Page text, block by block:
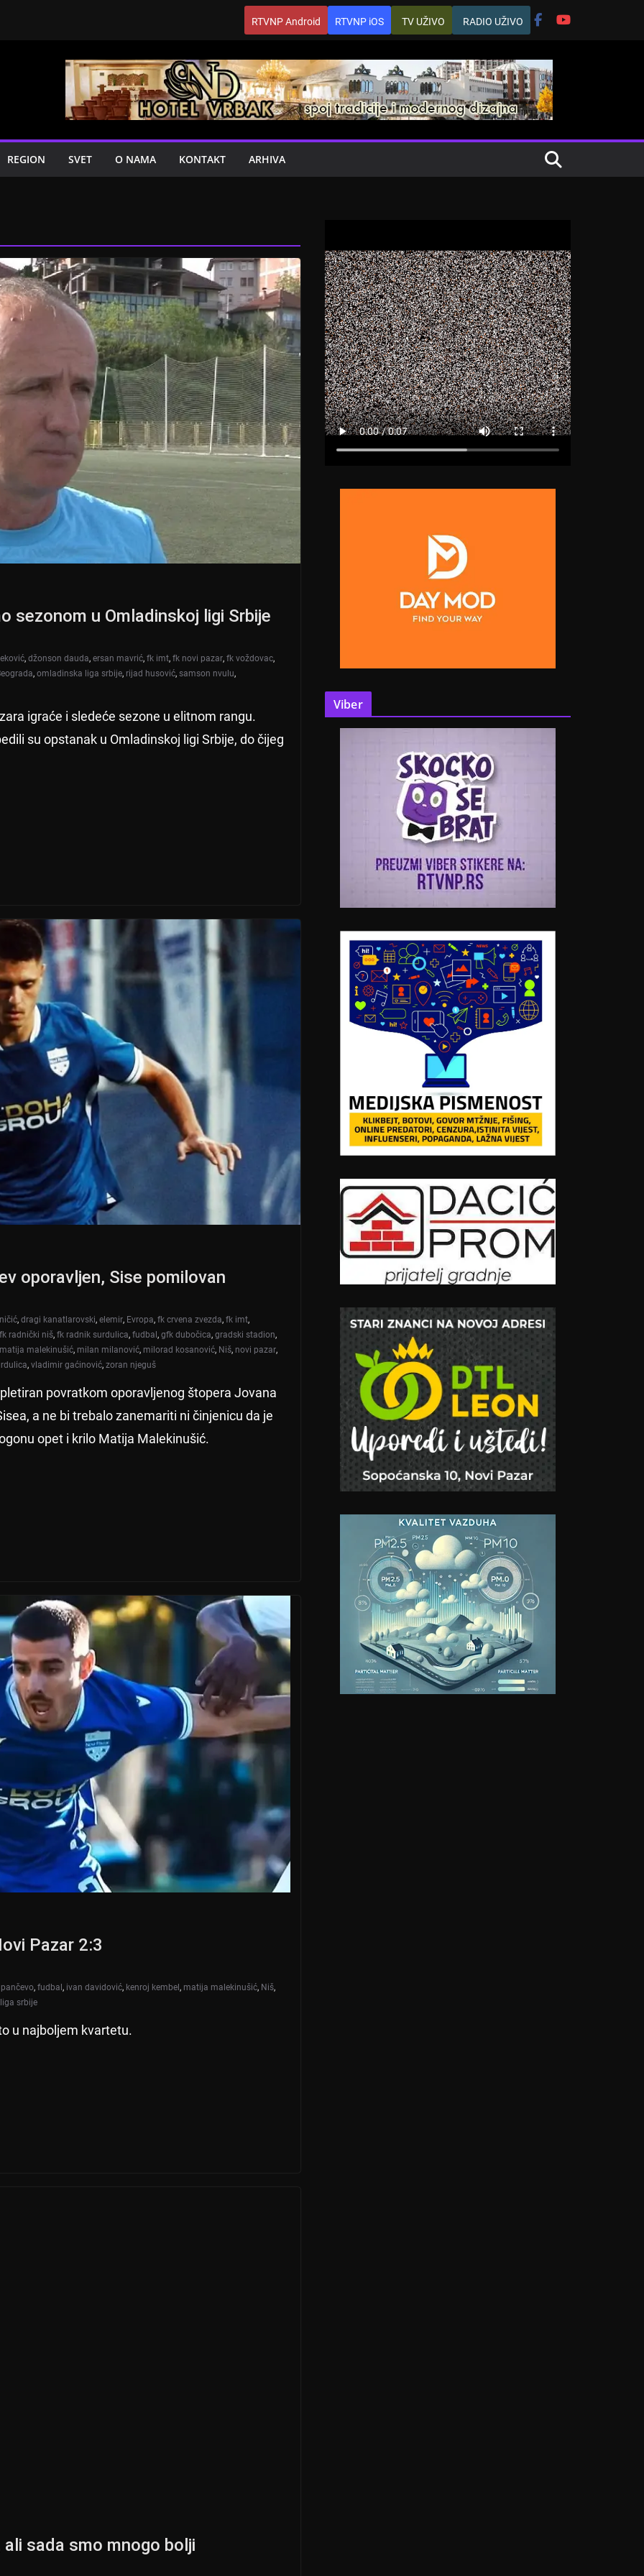
RTVNP Android RTVNP iOS TV UŽIVO RADIO UŽIVO
REGION SVET O NAMA KONTAKT ARHIVA
sezonom u Omladinskoj ligi Srbije
, džonson dauda, ersan mavrić, fk imt, fk novi pazar, fk voždovac,
, omladinska liga srbije, rijad husović, samson nvulu,
igraće i sledeće sezone u elitnom rangu.
su opstanak u Omladinskoj ligi Srbije, do čijeg
oporavljen, Sise pomilovan
, dragi kanatlarovski, elemir, Evropa, fk crvena zvezda, fk imt,
fk radnički niš, fk radnik surdulica, fudbal , gfk dubočica, gradski stadion,
matija malekinušić, milan milanović, milorad kosanović, Niš, novi pazar,
, vladimir gaćinović, zoran njeguš
povratkom oporavljenog štopera Jovana
a ne bi trebalo zanemariti ni činjenicu da je
opet i krilo Matija Malekinušić.
Pazar 2:3
, fudbal , ivan davidović, kenroj kembel , matija malekinušić, Niš,
srbije
u najboljem kvartetu.
sada smo mnogo bolji
Viber